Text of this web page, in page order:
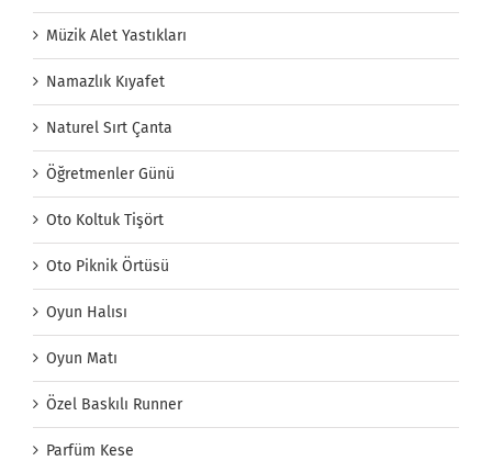
Müzik Alet Yastıkları
Namazlık Kıyafet
Naturel Sırt Çanta
Öğretmenler Günü
Oto Koltuk Tişört
Oto Piknik Örtüsü
Oyun Halısı
Oyun Matı
Özel Baskılı Runner
Parfüm Kese